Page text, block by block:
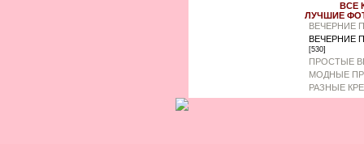
ВСЕ
ЛУЧШИЕ
ВЕЧЕРНИЕ
ВЕЧЕРНИЕ
[530]
ПРОСТЫЕ
МОДНЫЕ
РАЗНЫЕ